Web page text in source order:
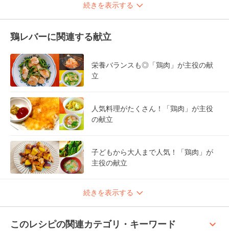
続きを表示する
鶏レバーに関連する献立
栄養バランスも◎「鶏肉」が主役の献
立
人気料理がたくさん！「鶏肉」が主役
の献立
子どもから大人まで人気！「鶏肉」が
主役の献立
続きを表示する
このレシピの関連カテゴリ・キーワード keyboard_arrow_up